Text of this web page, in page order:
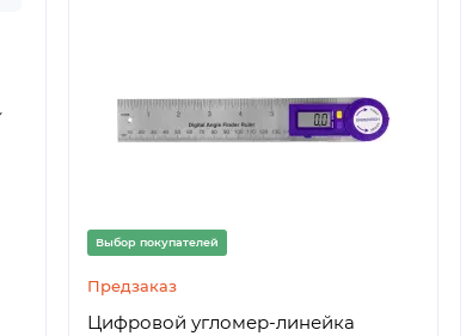
Выбор покупателей
Предзаказ
Цифровой угломер-линейка